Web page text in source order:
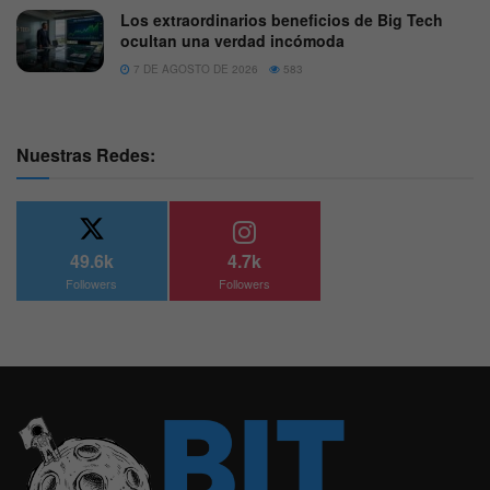
Los extraordinarios beneficios de Big Tech
ocultan una verdad incómoda
7 DE AGOSTO DE 2026 583
Nuestras Redes:
49.6k
Followers
4.7k
Followers